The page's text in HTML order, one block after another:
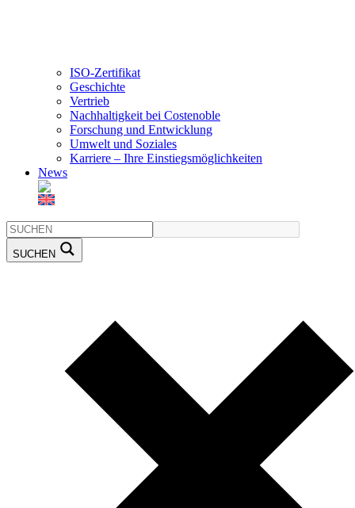
ISO-Zertifikat
Geschichte
Vertrieb
Nachhaltigkeit bei Costenoble
Forschung und Entwicklung
Umwelt und Soziales
Karriere – Ihre Einstiegsmöglichkeiten
News
SUCHEN